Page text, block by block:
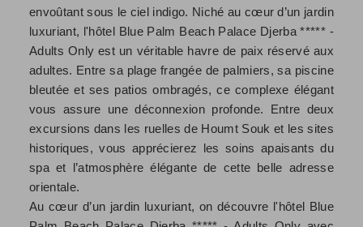
envoûtant sous le ciel indigo. Niché au cœur d’un jardin
luxuriant, l'hôtel Blue Palm Beach Palace Djerba ***** -
Adults Only est un véritable havre de paix réservé aux
adultes. Entre sa plage frangée de palmiers, sa piscine
bleutée et ses patios ombragés, ce complexe élégant
vous assure une déconnexion profonde. Entre deux
excursions dans les ruelles de Houmt Souk et les sites
historiques, vous apprécierez les soins apaisants du
spa et l’atmosphère élégante de cette belle adresse
orientale.
Au cœur d’un jardin luxuriant, on découvre l'hôtel Blue